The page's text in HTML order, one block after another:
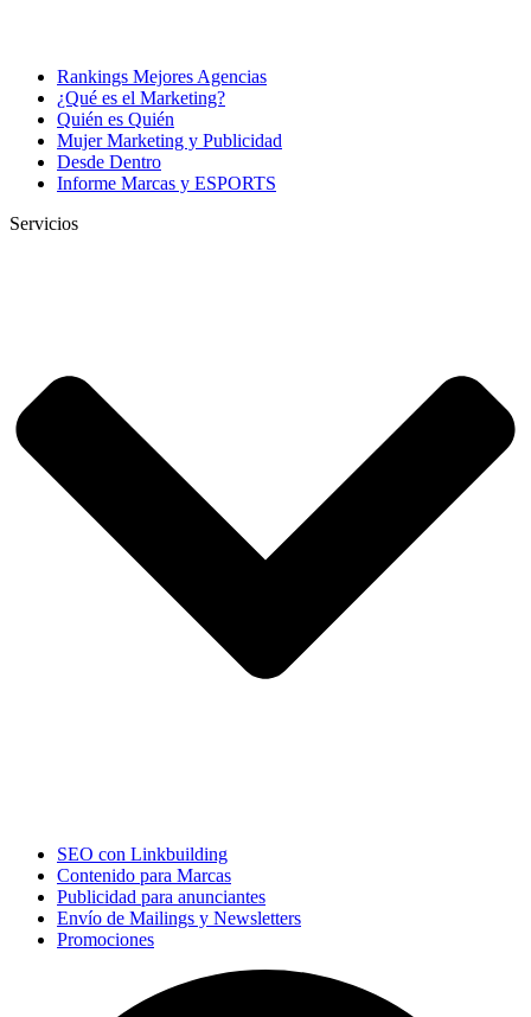
Rankings Mejores Agencias
¿Qué es el Marketing?
Quién es Quién
Mujer Marketing y Publicidad
Desde Dentro
Informe Marcas y ESPORTS
Servicios
SEO con Linkbuilding
Contenido para Marcas
Publicidad para anunciantes
Envío de Mailings y Newsletters
Promociones